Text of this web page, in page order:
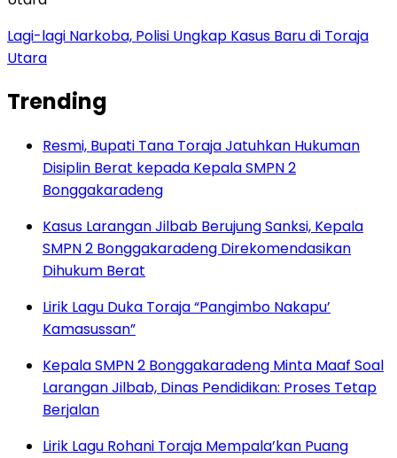
Lagi-lagi Narkoba, Polisi Ungkap Kasus Baru di Toraja
Utara
Trending
Resmi, Bupati Tana Toraja Jatuhkan Hukuman
Disiplin Berat kepada Kepala SMPN 2
Bonggakaradeng
Kasus Larangan Jilbab Berujung Sanksi, Kepala
SMPN 2 Bonggakaradeng Direkomendasikan
Dihukum Berat
Lirik Lagu Duka Toraja “Pangimbo Nakapu’
Kamasussan”
Kepala SMPN 2 Bonggakaradeng Minta Maaf Soal
Larangan Jilbab, Dinas Pendidikan: Proses Tetap
Berjalan
Lirik Lagu Rohani Toraja Mempala’kan Puang